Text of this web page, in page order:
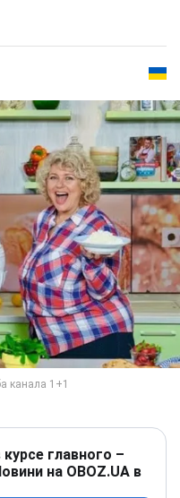
главного –
на OBOZ.UA в